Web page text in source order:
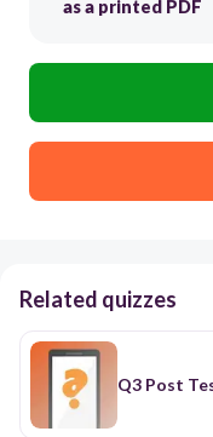
as a printed PDF
Related quizzes
Q3 Post